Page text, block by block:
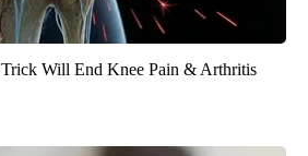
Trick Will End Knee Pain & Arthritis